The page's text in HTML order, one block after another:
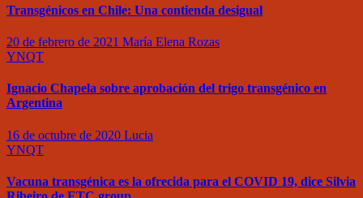
Transgénicos en Chile: Una contienda desigual
20 de febrero de 2021 María Elena Rozas
YNQT
Ignacio Chapela sobre aprobación del trigo transgénico en
Argentina
16 de octubre de 2020 Lucia
YNQT
Vacuna transgénica es la ofrecida para el COVID 19, dice Silvia